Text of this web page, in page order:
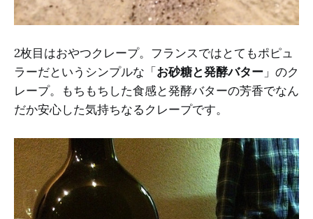
2枚目はおやつクレープ。フランスではとてもポピュ
ラーだというシンプルな「お砂糖と発酵バター 」のク
レープ。もちもちした食感と発酵バターの芳香でなん
だか安心した気持ちなるクレープです。